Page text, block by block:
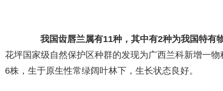
我国齿唇兰属有11种，其中有2种为我国特有
花坪国家级自然保护区种群的发现为广西兰科新增一
6株，生于原生性常绿阔叶林下，生长状态良好。